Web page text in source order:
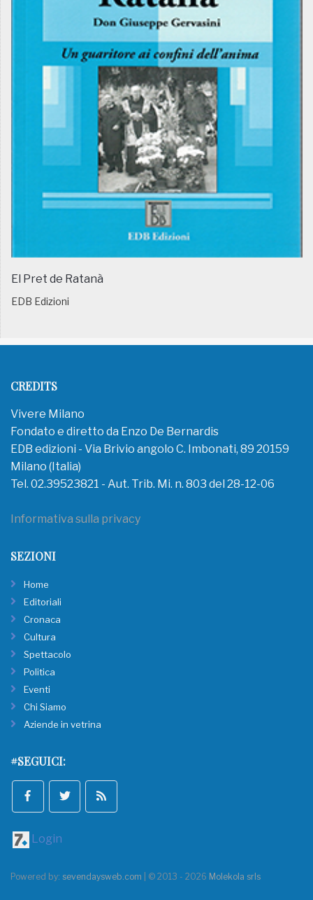
El Pret de Ratanà
EDB Edizioni
CREDITS
Vivere Milano
Fondato e diretto da Enzo De Bernardis
EDB edizioni - Via Brivio angolo C. Imbonati, 89 20159
Milano (Italia)
Tel. 02.39523821 - Aut. Trib. Mi. n. 803 del 28-12-06
Informativa sulla privacy
SEZIONI
Home
Editoriali
Cronaca
Cultura
Spettacolo
Politica
Eventi
Chi Siamo
Aziende in vetrina
#SEGUICI:
Login
Powered by: sevendaysweb.com | © 2013 - 2026 Molekola srls